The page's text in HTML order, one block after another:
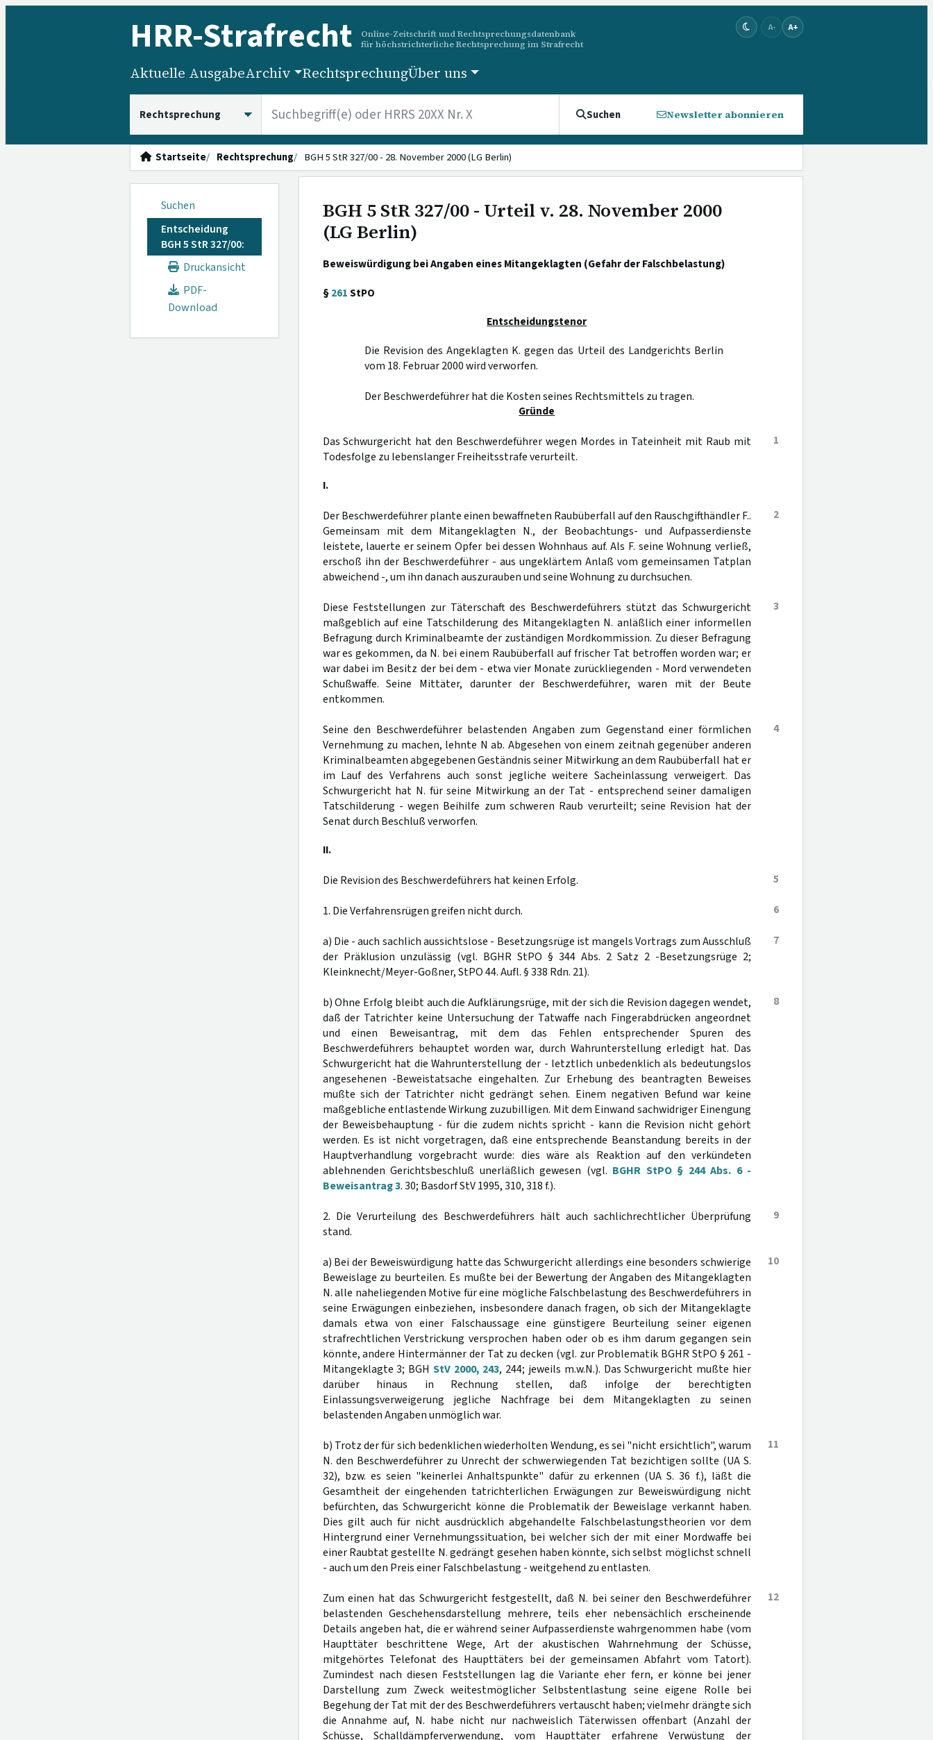
HRR-Strafrecht
Online-Zeitschrift und Rechtsprechungsdatenbank
für höchstrichterliche Rechtsprechung im Strafrecht
A- A+
Aktuelle AusgabeArchiv RechtsprechungÜber uns
Suchen Newsletter abonnieren
Startseite Rechtsprechung BGH 5 StR 327/00 - 28. November 2000 (LG Berlin)
Suchen
Entscheidung
BGH 5 StR 327/00:
Druckansicht
PDF-
Download
BGH 5 StR 327/00 - Urteil v. 28. November 2000
(LG Berlin)
Beweiswürdigung bei Angaben eines Mitangeklagten (Gefahr der Falschbelastung)
§261StPO
Entscheidungstenor
Die Revision des Angeklagten K. gegen das Urteil des Landgerichts Berlin
vom 18. Februar 2000 wird verworfen.
Der Beschwerdeführer hat die Kosten seines Rechtsmittels zu tragen.
Gründe
1
Das Schwurgericht hat den Beschwerdeführer wegen Mordes in Tateinheit mit Raub mit
Todesfolge zu lebenslanger Freiheitsstrafe verurteilt.
I.
2
Der Beschwerdeführer plante einen bewaffneten Raubüberfall auf den Rauschgifthändler F..
Gemeinsam mit dem Mitangeklagten N., der Beobachtungs- und Aufpasserdienste
leistete, lauerte er seinem Opfer bei dessen Wohnhaus auf. Als F. seine Wohnung verließ,
erschoß ihn der Beschwerdeführer - aus ungeklärtem Anlaß vom gemeinsamen Tatplan
abweichend -, um ihn danach auszurauben und seine Wohnung zu durchsuchen.
3
Diese Feststellungen zur Täterschaft des Beschwerdeführers stützt das Schwurgericht
maßgeblich auf eine Tatschilderung des Mitangeklagten N. anläßlich einer informellen
Befragung durch Kriminalbeamte der zuständigen Mordkommission. Zu dieser Befragung
war es gekommen, da N. bei einem Raubüberfall auf frischer Tat betroffen worden war; er
war dabei im Besitz der bei dem - etwa vier Monate zurückliegenden - Mord verwendeten
Schußwaffe. Seine Mittäter, darunter der Beschwerdeführer, waren mit der Beute
entkommen.
4
Seine den Beschwerdeführer belastenden Angaben zum Gegenstand einer förmlichen
Vernehmung zu machen, lehnte N ab. Abgesehen von einem zeitnah gegenüber anderen
Kriminalbeamten abgegebenen Geständnis seiner Mitwirkung an dem Raubüberfall hat er
im Lauf des Verfahrens auch sonst jegliche weitere Sacheinlassung verweigert. Das
Schwurgericht hat N. für seine Mitwirkung an der Tat - entsprechend seiner damaligen
Tatschilderung - wegen Beihilfe zum schweren Raub verurteilt; seine Revision hat der
Senat durch Beschluß verworfen.
II.
5
Die Revision des Beschwerdeführers hat keinen Erfolg.
6
1. Die Verfahrensrügen greifen nicht durch.
7
a) Die - auch sachlich aussichtslose - Besetzungsrüge ist mangels Vortrags zum Ausschluß
der Präklusion unzulässig (vgl. BGHR StPO § 344 Abs. 2 Satz 2 -Besetzungsrüge 2;
Kleinknecht/Meyer-Goßner, StPO 44. Aufl. § 338 Rdn. 21).
8
b) Ohne Erfolg bleibt auch die Aufklärungsrüge, mit der sich die Revision dagegen wendet,
daß der Tatrichter keine Untersuchung der Tatwaffe nach Fingerabdrücken angeordnet
und einen Beweisantrag, mit dem das Fehlen entsprechender Spuren des
Beschwerdeführers behauptet worden war, durch Wahrunterstellung erledigt hat. Das
Schwurgericht hat die Wahrunterstellung der - letztlich unbedenklich als bedeutungslos
angesehenen -Beweistatsache eingehalten. Zur Erhebung des beantragten Beweises
mußte sich der Tatrichter nicht gedrängt sehen. Einem negativen Befund war keine
maßgebliche entlastende Wirkung zuzubilligen. Mit dem Einwand sachwidriger Einengung
der Beweisbehauptung - für die zudem nichts spricht - kann die Revision nicht gehört
werden. Es ist nicht vorgetragen, daß eine entsprechende Beanstandung bereits in der
Hauptverhandlung vorgebracht wurde: dies wäre als Reaktion auf den verkündeten
ablehnenden Gerichtsbeschluß unerläßlich gewesen (vgl. BGHR StPO § 244 Abs. 6 -
Beweisantrag 3. 30; Basdorf StV 1995, 310, 318 f.).
9
2. Die Verurteilung des Beschwerdeführers hält auch sachlichrechtlicher Überprüfung
stand.
10
a) Bei der Beweiswürdigung hatte das Schwurgericht allerdings eine besonders schwierige
Beweislage zu beurteilen. Es mußte bei der Bewertung der Angaben des Mitangeklagten
N. alle naheliegenden Motive für eine mögliche Falschbelastung des Beschwerdeführers in
seine Erwägungen einbeziehen, insbesondere danach fragen, ob sich der Mitangeklagte
damals etwa von einer Falschaussage eine günstigere Beurteilung seiner eigenen
strafrechtlichen Verstrickung versprochen haben oder ob es ihm darum gegangen sein
könnte, andere Hintermänner der Tat zu decken (vgl. zur Problematik BGHR StPO § 261 -
Mitangeklagte 3; BGH StV 2000, 243, 244; jeweils m.w.N.). Das Schwurgericht mußte hier
darüber hinaus in Rechnung stellen, daß infolge der berechtigten
Einlassungsverweigerung jegliche Nachfrage bei dem Mitangeklagten zu seinen
belastenden Angaben unmöglich war.
11
b) Trotz der für sich bedenklichen wiederholten Wendung, es sei "nicht ersichtlich", warum
N. den Beschwerdeführer zu Unrecht der schwerwiegenden Tat bezichtigen sollte (UA S.
32), bzw. es seien "keinerlei Anhaltspunkte" dafür zu erkennen (UA S. 36 f.), läßt die
Gesamtheit der eingehenden tatrichterlichen Erwägungen zur Beweiswürdigung nicht
befürchten, das Schwurgericht könne die Problematik der Beweislage verkannt haben.
Dies gilt auch für nicht ausdrücklich abgehandelte Falschbelastungstheorien vor dem
Hintergrund einer Vernehmungssituation, bei welcher sich der mit einer Mordwaffe bei
einer Raubtat gestellte N. gedrängt gesehen haben könnte, sich selbst möglichst schnell
- auch um den Preis einer Falschbelastung - weitgehend zu entlasten.
12
Zum einen hat das Schwurgericht festgestellt, daß N. bei seiner den Beschwerdeführer
belastenden Geschehensdarstellung mehrere, teils eher nebensächlich erscheinende
Details angeben hat, die er während seiner Aufpasserdienste wahrgenommen habe (vom
Haupttäter beschrittene Wege, Art der akustischen Wahrnehmung der Schüsse,
mitgehörtes Telefonat des Haupttäters bei der gemeinsamen Abfahrt vom Tatort).
Zumindest nach diesen Feststellungen lag die Variante eher fern, er könne bei jener
Darstellung zum Zweck weitestmöglicher Selbstentlastung seine eigene Rolle bei
Begehung der Tat mit der des Beschwerdeführers vertauscht haben; vielmehr drängte sich
die Annahme auf, N. habe nicht nur nachweislich Täterwissen offenbart (Anzahl der
Schüsse, Schalldämpferverwendung, vom Haupttäter erfahrene Verwüstung der